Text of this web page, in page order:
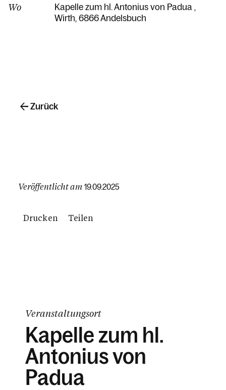
Wo
Kapelle zum hl. Antonius von Padua
Wirth 6866 Andelsbuch
Veröffentlicht am 19.09.2025
Drucken Teilen
Zurück
Veranstaltungsort
Kapelle zum hl.
Antonius von
Padua